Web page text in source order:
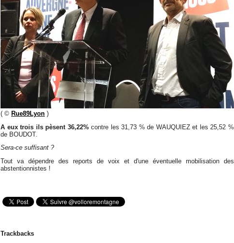
( © Rue89Lyon )
A eux trois ils pèsent 36,22%contre les 31,73 % de WAUQUIEZ et les 25,52 %
de BOUDOT.
Sera-ce suffisant ?
Tout va dépendre des reports de voix et d'une éventuelle mobilisation des
abstentionnistes !
Trackbacks